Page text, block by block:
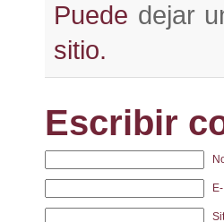
Puede dejar
sitio.
Escribir